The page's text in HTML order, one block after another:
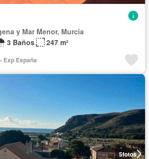
y Mar Menor, Murcia
3 Baños 247 m²
Exp España
5fotos